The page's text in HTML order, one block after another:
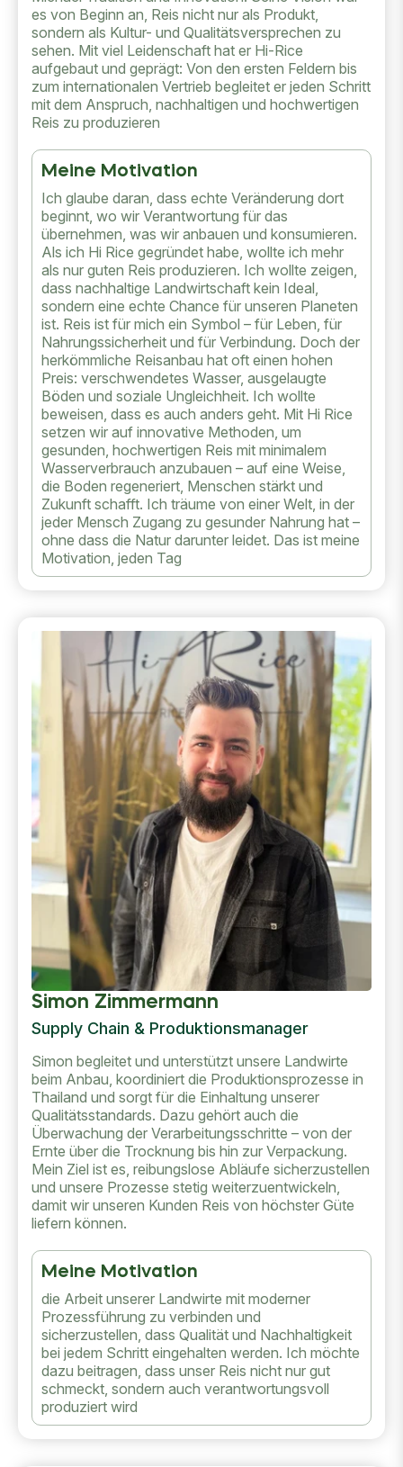
es von Beginn an, Reis nicht nur als Produkt,
sondern als Kultur- und Qualitätsversprechen zu
sehen. Mit viel Leidenschaft hat er Hi-Rice
aufgebaut und geprägt: Von den ersten Feldern bis
zum internationalen Vertrieb begleitet er jeden Schritt
mit dem Anspruch, nachhaltigen und hochwertigen
Reis zu produzieren
Meine Motivation
Ich glaube daran, dass echte Veränderung dort
beginnt, wo wir Verantwortung für das
übernehmen, was wir anbauen und konsumieren.
Als ich Hi Rice gegründet habe, wollte ich mehr
als nur guten Reis produzieren. Ich wollte zeigen,
dass nachhaltige Landwirtschaft kein Ideal,
sondern eine echte Chance für unseren Planeten
ist. Reis ist für mich ein Symbol – für Leben, für
Nahrungssicherheit und für Verbindung. Doch der
herkömmliche Reisanbau hat oft einen hohen
Preis: verschwendetes Wasser, ausgelaugte
Böden und soziale Ungleichheit. Ich wollte
beweisen, dass es auch anders geht. Mit Hi Rice
setzen wir auf innovative Methoden, um
gesunden, hochwertigen Reis mit minimalem
Wasserverbrauch anzubauen – auf eine Weise,
die Boden regeneriert, Menschen stärkt und
Zukunft schafft. Ich träume von einer Welt, in der
jeder Mensch Zugang zu gesunder Nahrung hat –
ohne dass die Natur darunter leidet. Das ist meine
Motivation, jeden Tag
Simon Zimmermann
Supply Chain & Produktionsmanager
Simon begleitet und unterstützt unsere Landwirte
beim Anbau, koordiniert die Produktionsprozesse in
Thailand und sorgt für die Einhaltung unserer
Qualitätsstandards. Dazu gehört auch die
Überwachung der Verarbeitungsschritte – von der
Ernte über die Trocknung bis hin zur Verpackung.
Mein Ziel ist es, reibungslose Abläufe sicherzustellen
und unsere Prozesse stetig weiterzuentwickeln,
damit wir unseren Kunden Reis von höchster Güte
liefern können.
Meine Motivation
die Arbeit unserer Landwirte mit moderner
Prozessführung zu verbinden und
sicherzustellen, dass Qualität und Nachhaltigkeit
bei jedem Schritt eingehalten werden. Ich möchte
dazu beitragen, dass unser Reis nicht nur gut
schmeckt, sondern auch verantwortungsvoll
produziert wird